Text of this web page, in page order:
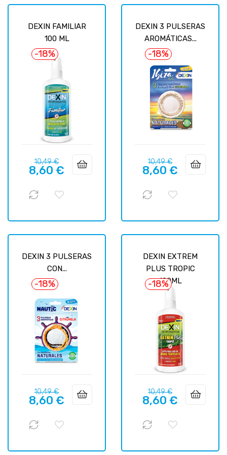
DEXIN FAMILIAR
100 ML
-18%
Базовая
цена
10,49 €Цена
8,60 €
DEXIN 3 PULSERAS
AROMÁTICAS...
-18%
Базовая
цена
10,49 €Цена
8,60 €
DEXIN 3 PULSERAS
CON...
-18%
Базовая
цена
10,49 €Цена
8,60 €
DEXIN EXTREM
PLUS TROPIC
100ML
-18%
Базовая
цена
10,49 €Цена
8,60 €